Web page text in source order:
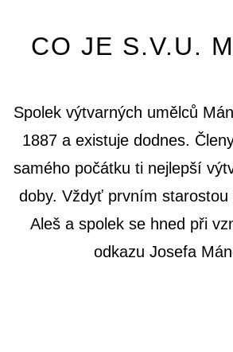
CO JE S.V.U.
Spolek výtvarných umělců
1887 a existuje dodnes.
samého počátku ti nejlepší
doby. Vždyť prvním starostou
Aleš a spolek se hned při
odkazu Josefa